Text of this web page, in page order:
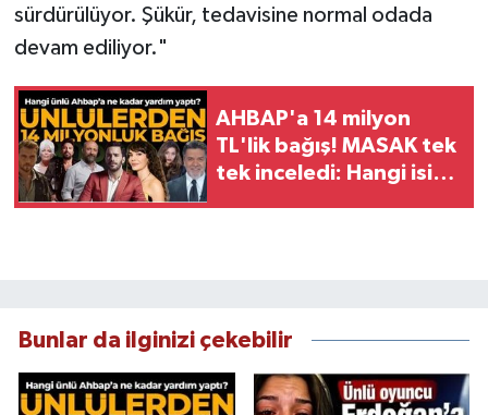
sürdürülüyor. Şükür, tedavisine normal odada
devam ediliyor."
AHBAP'a 14 milyon
TL'lik bağış! MASAK tek
tek inceledi: Hangi isim
Bunlar da ilginizi çekebilir